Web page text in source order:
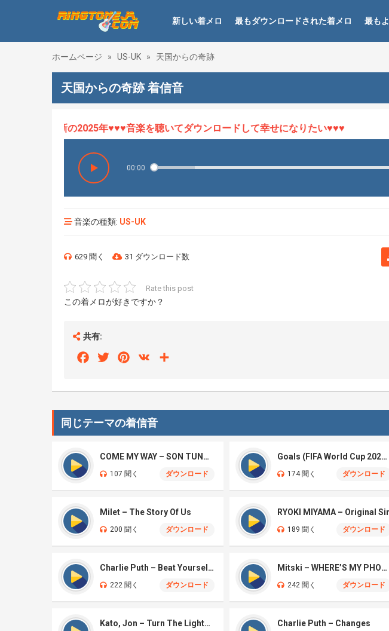
新しい着メロ 最もダウンロードされた着メロ 最も
ホームページ » US-UK » 天国からの奇跡
天国からの奇跡 着信音
、最新の2025年♥♥♥音楽を聴いてダウンロードして幸せになりたい♥♥♥
00:00
音楽の種類: US-UK
629 聞く 31 ダウンロード数
Rate this post
この着メロが好きですか？
共有:
FacebookTwitterPinterest
VK
同じテーマの着信音
COME MY WAY – SON TUNG M-TP, TYGA
107 聞く ダウンロード
Goals (FIFA World Cup 2026™)
174 聞く ダウンロード
Milet – The Story Of Us
200 聞く ダウンロード
RYOKI MIYAMA – Original
189 聞く ダウンロード
Charlie Puth – Beat Yourself Up
222 聞く ダウンロード
Mitski – WHERE’S MY PHONE?
242 聞く ダウンロード
Kato, Jon – Turn The Lights Off Charlie Puth – Changes